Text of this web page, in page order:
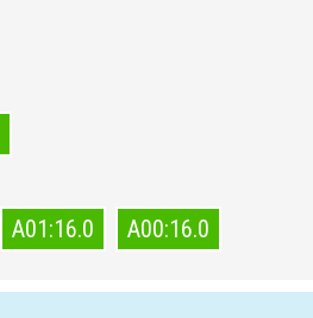
A01:16.0 A00:16.0